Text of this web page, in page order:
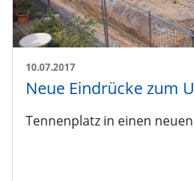
10.07.2017
Neue Eindrücke zum
Tennenplatz in einen